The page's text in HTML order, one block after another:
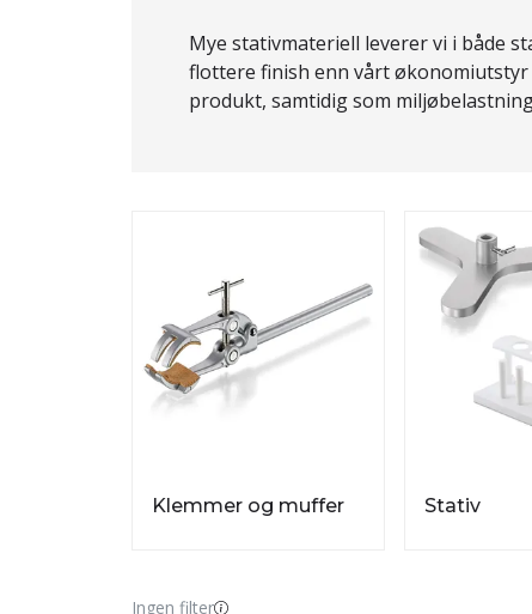
Mye stativmateriell leverer vi i både
flottere finish enn vårt økonomiutstyr
produkt, samtidig som
Klemmer og muffer Stativ
Ingen filter